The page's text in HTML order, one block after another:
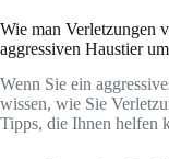
Wie man Verletzungen
aggressiven Haustier
Wenn Sie ein
wissen, wie Sie
Tipps, die Ihnen helfen